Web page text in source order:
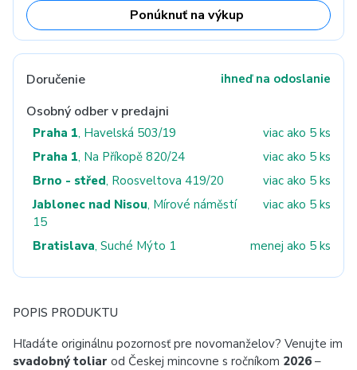
Ponúknuť na výkup
Doručenie ihneď na odoslanie
Osobný odber v predajni
Praha 1, Havelská 503/19
viac ako 5 ks
Praha 1, Na Příkopě 820/24
viac ako 5 ks
Brno - střed, Roosveltova 419/20
viac ako 5 ks
Jablonec nad Nisou, Mírové náměstí
15
viac ako 5 ks
Bratislava, Suché Mýto 1 menej ako 5 ks
POPIS PRODUKTU
Hľadáte originálnu pozornosť pre novomanželov? Venujte im
svadobný toliar od Českej mincovne s ročníkom 2026 –